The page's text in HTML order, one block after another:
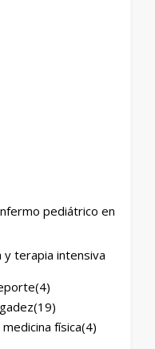
pediátrico en
y terapia intensiva
(4)
(19)
física(4)